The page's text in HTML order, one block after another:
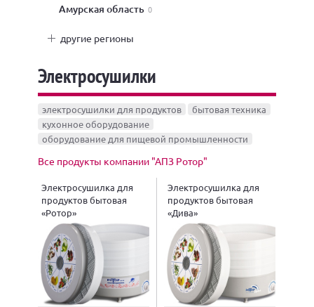
Амурская область 0
другие регионы
Электросушилки
электросушилки для продуктов
бытовая техника
кухонное оборудование
оборудование для пищевой промышленности
Все продукты компании "АПЗ Ротор"
Электросушилка для
продуктов бытовая
«Ротор»
Электросушилка для
продуктов бытовая
«Дива»